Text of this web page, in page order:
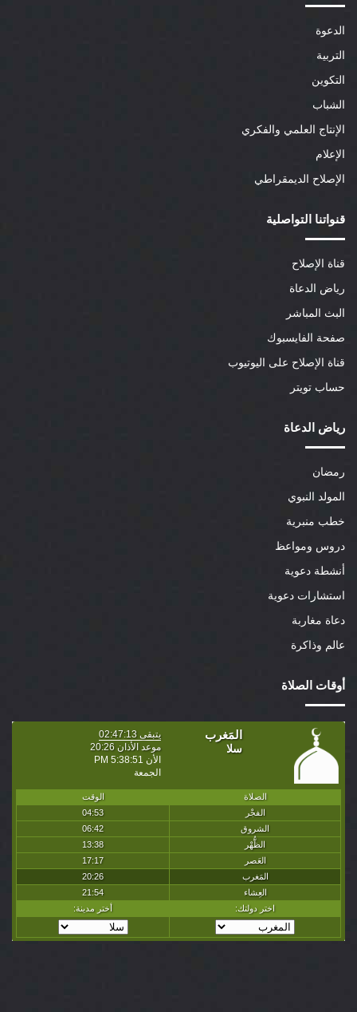
الدعوة
التربية
التكوين
الشباب
الإنتاج العلمي والفكري
الإعلام
الإصلاح الديمقراطي
قنواتنا التواصلية
قناة الإصلاح
رياض الدعاة
البث المباشر
صفحة الفايسبوك
قناة الإصلاح على اليوتيوب
حساب تويتر
رياض الدعاة
رمضان
المولد النبوي
خطب منبرية
دروس ومواعظ
أنشطة دعوية
استشارات دعوية
دعاة مغاربة
عالم وذاكرة
أوقات الصلاة